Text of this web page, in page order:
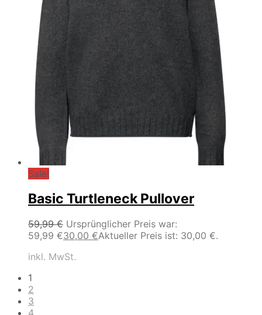
Sale!
Basic Turtleneck Pullover
59,99€ Ursprünglicher Preis war:
59,99 €30,00 €Aktueller Preis ist: 30,00 €.
inkl. MwSt.
1
2
3